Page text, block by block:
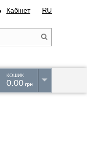
Кабінет RU
КОШИК
0.00 грн